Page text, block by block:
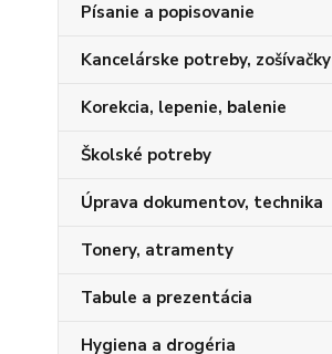
Písanie a popisovanie
Kancelárske potreby, zošívačky
Korekcia, lepenie, balenie
Školské potreby
Úprava dokumentov, technika
Tonery, atramenty
Tabule a prezentácia
Hygiena a drogéria